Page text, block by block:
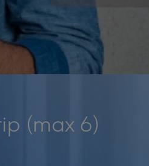
(max 6)